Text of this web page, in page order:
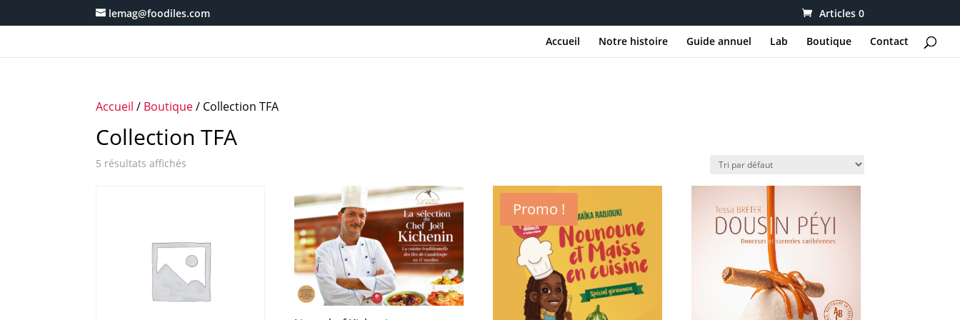
lemag@foodiles.com Articles 0
Accueil Notre histoire Guide annuel Lab Boutique Contact
Accueil / Boutique/ Collection TFA
Collection TFA
5 résultats affichés
Promo !